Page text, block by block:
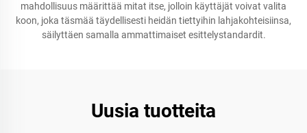
mahdollisuus määrittää mitat itse, jolloin käyttäjät voivat valita
koon, joka täsmää täydellisesti heidän tiettyihin lahjakohteisiinsa,
säilyttäen samalla ammattimaiset esittelystandardit.
Uusia tuotteita